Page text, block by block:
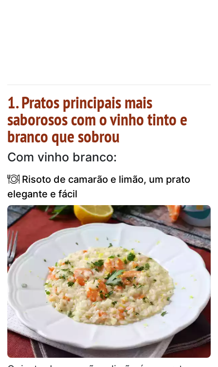
1. Pratos principais mais
saborosos com o vinho tinto e
branco que sobrou
Com vinho branco:
Risoto de camarão e limão, um prato
elegante e fácil